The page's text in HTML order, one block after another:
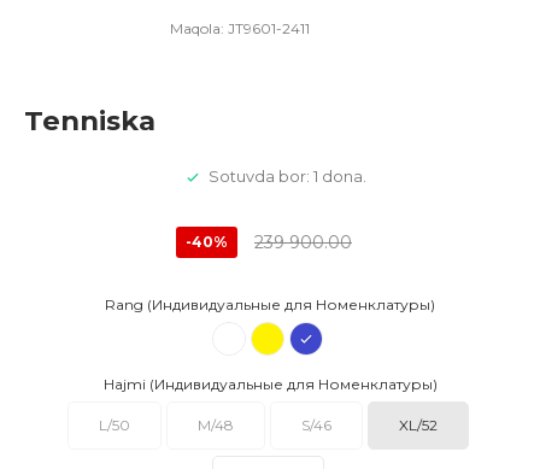
Maqola: JT9601-2411
Tenniska
Sotuvda bor: 1 dona.
-40% 239 900.00
Rang (Индивидуальные для Номенклатуры)
Hajmi (Индивидуальные для Номенклатуры)
L/50 M/48 S/46 XL/52